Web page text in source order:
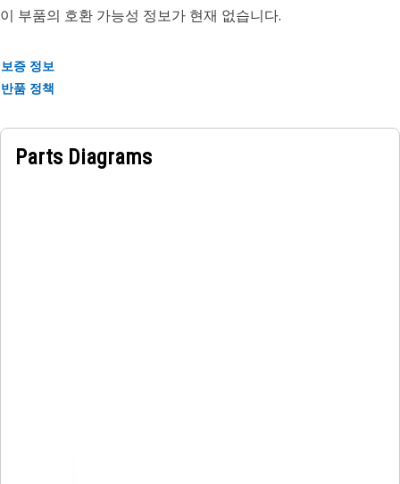
이 부품의 호환 가능성 정보가 현재 없습니다.
보증 정보
반품 정책
Parts Diagrams